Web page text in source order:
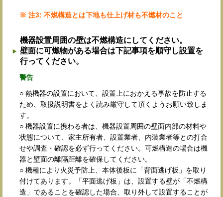
※ 注3: 不燃構造とは下地も仕上げ材も不燃材のこと
機器設置周囲の壁は不燃構造にしてください。
壁面に可燃物がある場合は下記事項を順守し設置を
行ってください。
警告
○ 熱機器の設置において、設置上におかえる事故を防止する
ため、取扱説明書をよく読み厳守して頂くようお願い致しま
す。
○ 機器設置に携わる者は、機器設置周囲の壁面内部の材料や
状態について、家主所有者、設置業者、内装業者等との打合
せや調査・確認を必ず行ってください。可燃構造の場合は機
器と壁面の離隔距離を確保してください。
○ 機種により火災予防上、本体後板に「背面逃げ板」を取り
付けてあります。「平面逃げ板」は、設置する壁が「不燃構
造」であることを確認した場合、取り外して設置することが